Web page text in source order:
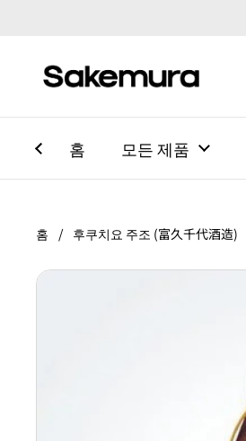
홈 모든 제품
홈 / 후쿠치요 주조 (富久千代酒造)